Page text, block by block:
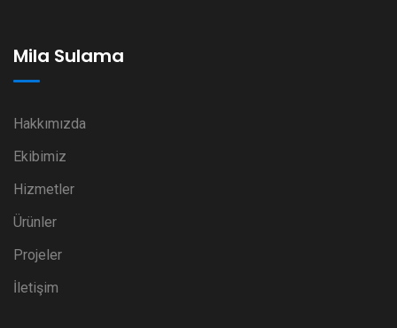
Mila Sulama
Hakkımızda
Ekibimiz
Hizmetler
Ürünler
Projeler
İletişim